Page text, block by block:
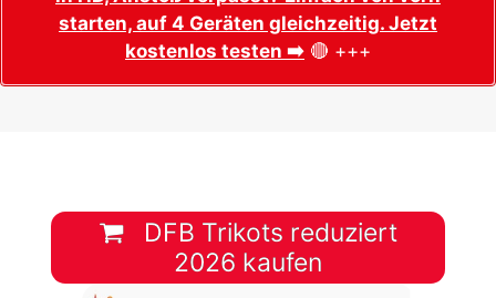
starten, auf 4 Geräten gleichzeitig. Jetzt
kostenlos testen ➡️ 🔴 +++
DFB Trikots reduziert
2026 kaufen